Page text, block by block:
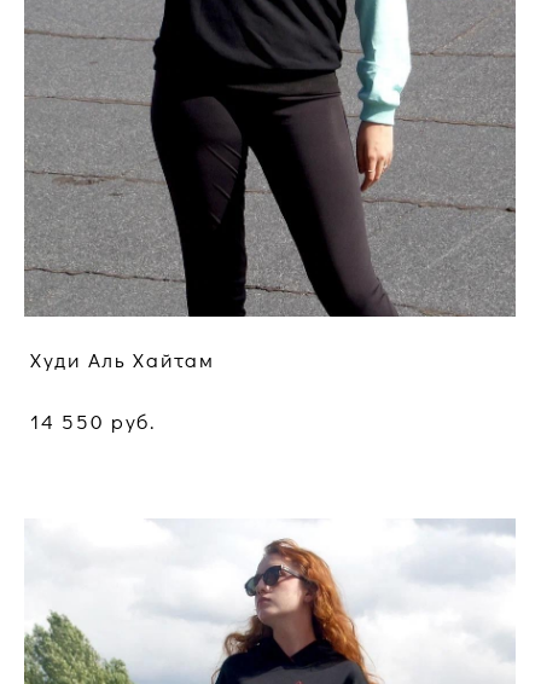
Худи Аль Хайтам
14 550 pуб.